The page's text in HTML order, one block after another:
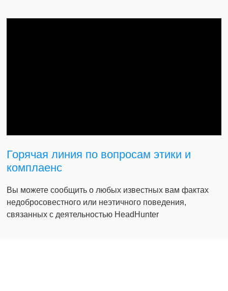
Горячая линия по вопросам этики и
комплаенс
Вы можете сообщить о любых известных вам фактах
недобросовестного или неэтичного поведения,
связанных с деятельностью HeadHunter